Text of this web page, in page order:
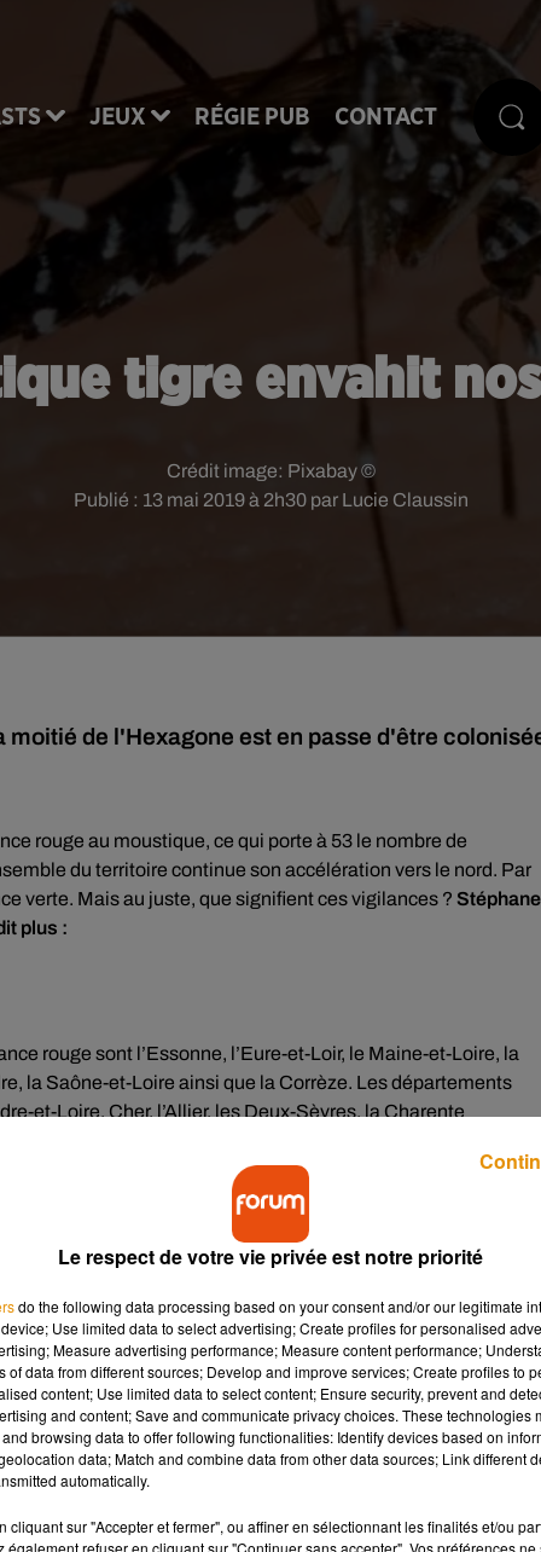
JEUX RÉGIE PUB CONTACT
tigre envahit
Publié : 13 mai 2019 à 2h30 par Lucie Claussin
Crédit image: Pixabay ©
de l'Hexagone est en passe d'être
rouge au moustique, ce qui porte à 53 le nombre de
du territoire continue son accélération vers le nord. Par
verte. Mais au juste, que signifient ces vigilances ? Stéphane
plus :
rouge sont l’Essonne, l’Eure-et-Loir, le Maine-et-Loire, la
la Saône-et-Loire ainsi que la Corrèze. Les départements
et-Loire, Cher, l’Allier, les Deux-Sèvres, la Charente
en rouge dans les années qui suivent. En tout, ce sont 66
soit près de 70% du territoire. Plusieurs départements ont
les Deux Sèvres, la Charente et la Charente-Maritime.
de beaucoup d’eau pour se multiplier, à l’inverse des
aime vivre en ville, car il y a beaucoup d’êtres humains et
puissent pondre leurs œufs ensuite. Le milieu urbain est aussi
douces et des endroits protégés des grands froids.
France :
dizaines de mètres à vol d’ailes lors de sa vie. Un
Le respect de votre vie privée est notre priorité
do the following data processing based on your consent and/or our legitimate
Use limited data to select advertising; Create profiles for personalised
Measure advertising performance; Measure content performance;
of data from different sources; Develop and improve services; Create profiles to
content; Use limited data to select content; Ensure security, prevent and
and content; Save and communicate privacy choices. These technologies
browsing data to offer following functionalities: Identify devices based on
data; Match and combine data from other data sources; Link different
automatically.
cliquant sur "Accepter et fermer", ou affiner en sélectionnant les finalités et/ou
également refuser en cliquant sur "Continuer sans accepter". Vos préférences